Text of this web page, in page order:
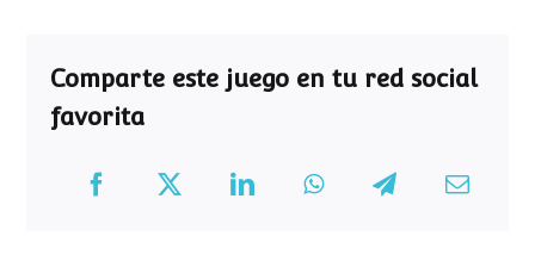
Comparte este juego en tu red social
favorita